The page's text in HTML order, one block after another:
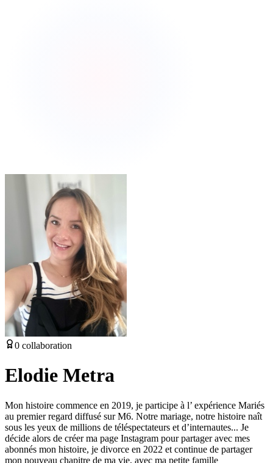
0 collaboration
Elodie Metra
Mon histoire commence en 2019, je participe à l’ expérience Mariés
au premier regard diffusé sur M6. Notre mariage, notre histoire naît
sous les yeux de millions de téléspectateurs et d’internautes... Je
décide alors de créer ma page Instagram pour partager avec mes
abonnés mon histoire, je divorce en 2022 et continue de partager
mon nouveau chapitre de ma vie, avec ma petite famille